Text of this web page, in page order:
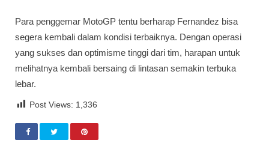
Para penggemar MotoGP tentu berharap Fernandez bisa
segera kembali dalam kondisi terbaiknya. Dengan operasi
yang sukses dan optimisme tinggi dari tim, harapan untuk
melihatnya kembali bersaing di lintasan semakin terbuka
lebar.
Post Views: 1,336